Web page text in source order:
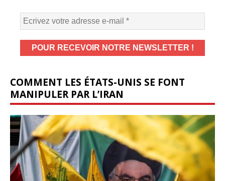
COMMENT LES ÉTATS-UNIS SE FONT
MANIPULER PAR L’IRAN